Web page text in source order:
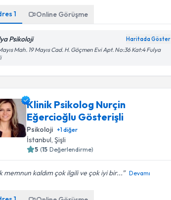
1 Online Görüşme
Psikoloji Haritada Göster
Mah. 19 Mayıs Cad. H. Göçmen Evi Apt. No:36 Kat:4 Fulya
Klinik Psikolog Nurçin
Eğercioğlu Gösterişli
Psikoloji +1diğer
İstanbul, Şişli
5 (15 Değerlendirme)
memnun kaldım çok ilgili ve çok iyi bir... Devamı